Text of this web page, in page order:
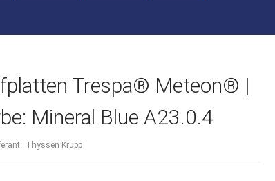
Trespa® Meteon® |
Mineral Blue A23.0.4
Thyssen Krupp